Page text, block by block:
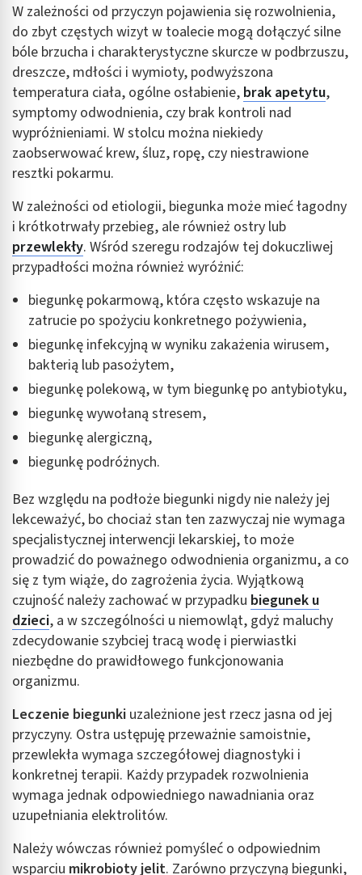
W zależności od przyczyn pojawienia się rozwolnienia,
do zbyt częstych wizyt w toalecie mogą dołączyć silne
bóle brzucha i charakterystyczne skurcze w podbrzuszu,
dreszcze, mdłości i wymioty, podwyższona
temperatura ciała, ogólne osłabienie, brak apetytu,
symptomy odwodnienia, czy brak kontroli nad
wypróżnieniami. W stolcu można niekiedy
zaobserwować krew, śluz, ropę, czy niestrawione
resztki pokarmu.
W zależności od etiologii, biegunka może mieć łagodny
i krótkotrwały przebieg, ale również ostry lub
przewlekły. Wśród szeregu rodzajów tej dokuczliwej
przypadłości można również wyróżnić:
biegunkę pokarmową, która często wskazuje na
zatrucie po spożyciu konkretnego pożywienia,
biegunkę infekcyjną w wyniku zakażenia wirusem,
bakterią lub pasożytem,
biegunkę polekową, w tym biegunkę po antybiotyku,
biegunkę wywołaną stresem,
biegunkę alergiczną,
biegunkę podróżnych.
Bez względu na podłoże biegunki nigdy nie należy jej
lekceważyć, bo chociaż stan ten zazwyczaj nie wymaga
specjalistycznej interwencji lekarskiej, to może
prowadzić do poważnego odwodnienia organizmu, a co
się z tym wiąże, do zagrożenia życia. Wyjątkową
czujność należy zachować w przypadku biegunek u
dzieci, a w szczególności u niemowląt, gdyż maluchy
zdecydowanie szybciej tracą wodę i pierwiastki
niezbędne do prawidłowego funkcjonowania
organizmu.
Leczenie biegunki uzależnione jest rzecz jasna od jej
przyczyny. Ostra ustępuję przeważnie samoistnie,
przewlekła wymaga szczegółowej diagnostyki i
konkretnej terapii. Każdy przypadek rozwolnienia
wymaga jednak odpowiedniego nawadniania oraz
uzupełniania elektrolitów.
Należy wówczas również pomyśleć o odpowiednim
wsparciu mikrobioty jelit. Zarówno przyczyną biegunki,